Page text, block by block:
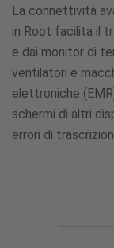
La connettività
in Root facilita il
e dai monitor di
ventilatori e
elettroniche
schermi di altri
errori di